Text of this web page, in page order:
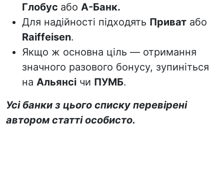
Глобус або А-Банк.
Для надійності підходять Приват або
Raiffeisen.
Якщо ж основна ціль — отримання
значного разового бонусу, зупиніться
на Альянсі чи ПУМБ.
Усі банки з цього списку перевірені
автором статті особисто.